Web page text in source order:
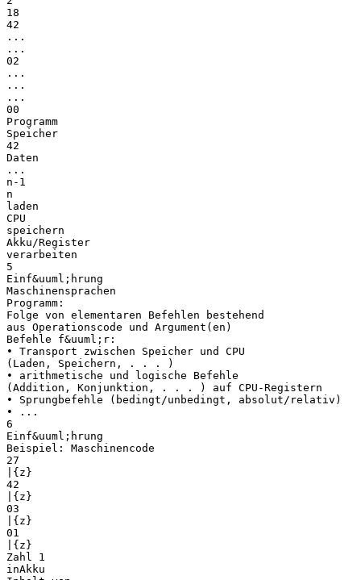
18
42
...
...
02
...
...
...
00
Programm
Speicher
42
Daten
...
n-1
n
laden
CPU
speichern
Akku/Register
verarbeiten
5
Einf&uuml;hrung
Maschinensprachen
Programm:
Folge von elementaren Befehlen bestehend
aus Operationscode und Argument(en)
Befehle f&uuml;r:
• Transport zwischen Speicher und CPU
(Laden, Speichern, . . . )
• arithmetische und logische Befehle
(Addition, Konjunktion, . . . ) auf CPU-Registern
• Sprungbefehle (bedingt/unbedingt, absolut/relativ)
• ...
6
Einf&uuml;hrung
Beispiel: Maschinencode
27
|{z}
42
|{z}
03
|{z}
01
|{z}
Zahl 1
inAkku